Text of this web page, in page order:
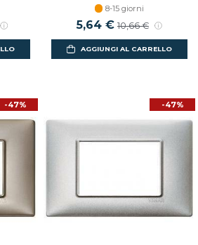
8-15 giorni
5,64 € 10,66 €
AGGIUNGI AL CARRELLO
-47% -47%